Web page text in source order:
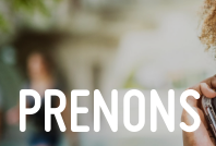
PRENONS